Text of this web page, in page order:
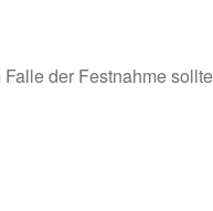
Falle der Festnahme